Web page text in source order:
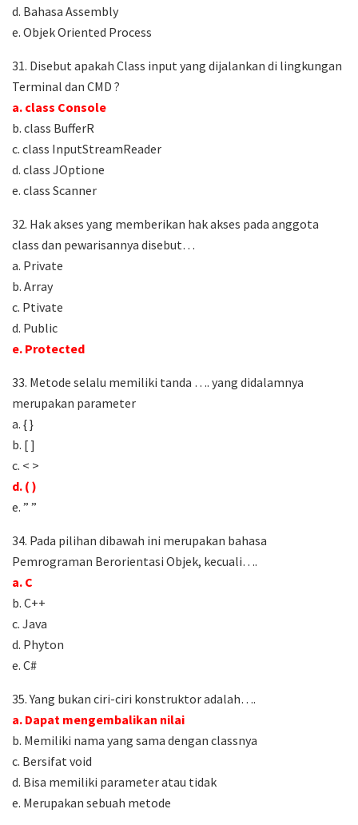
d. Bahasa Assembly
e. Objek Oriented Process
31. Disebut apakah Class input yang dijalankan di lingkungan
Terminal dan CMD ?
a. class Console
b. class BufferR
c. class InputStreamReader
d. class JOptione
e. class Scanner
32. Hak akses yang memberikan hak akses pada anggota
class dan pewarisannya disebut…
a. Private
b. Array
c. Ptivate
d. Public
e. Protected
33. Metode selalu memiliki tanda …. yang didalamnya
merupakan parameter
a. { }
b. [ ]
c. < >
d. ( )
e. ” ”
34. Pada pilihan dibawah ini merupakan bahasa
Pemrograman Berorientasi Objek, kecuali….
a. C
b. C++
c. Java
d. Phyton
e. C#
35. Yang bukan ciri-ciri konstruktor adalah….
a. Dapat mengembalikan nilai
b. Memiliki nama yang sama dengan classnya
c. Bersifat void
d. Bisa memiliki parameter atau tidak
e. Merupakan sebuah metode